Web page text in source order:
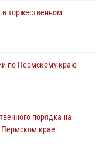
в торжественном
по Пермскому краю
порядка на
крае